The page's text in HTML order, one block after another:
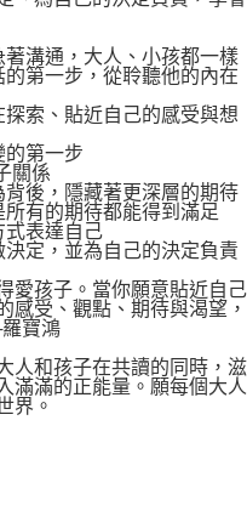
溝通，大人、小孩都一樣
第一步，從聆聽他的內在
索、貼近自己的感受與想
第一步
關係
後，隱藏著更深層的期待
有的期待都能得到滿足
表達自己
定，並為自己的決定負責
孩子。當你願意貼近自己
感受、觀點、期待與渴望，
寶鴻
和孩子在共讀的同時，滋
滿滿的正能量。願每個大人
界。